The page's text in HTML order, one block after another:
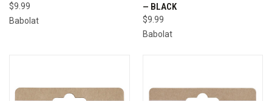
$9.99
Babolat
— BLACK
$9.99
Babolat